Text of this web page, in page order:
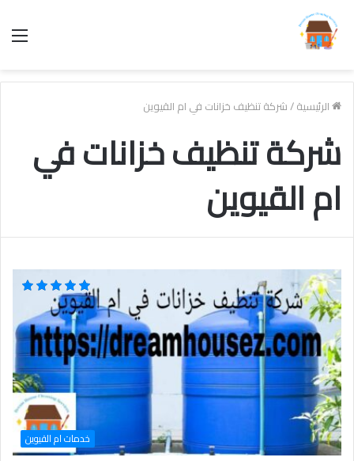
الرئيسية/شركة تنظيف خزانات في ام القيوين
شركة تنظيف خزانات في
ام القيوين
خدمات ام القيوين